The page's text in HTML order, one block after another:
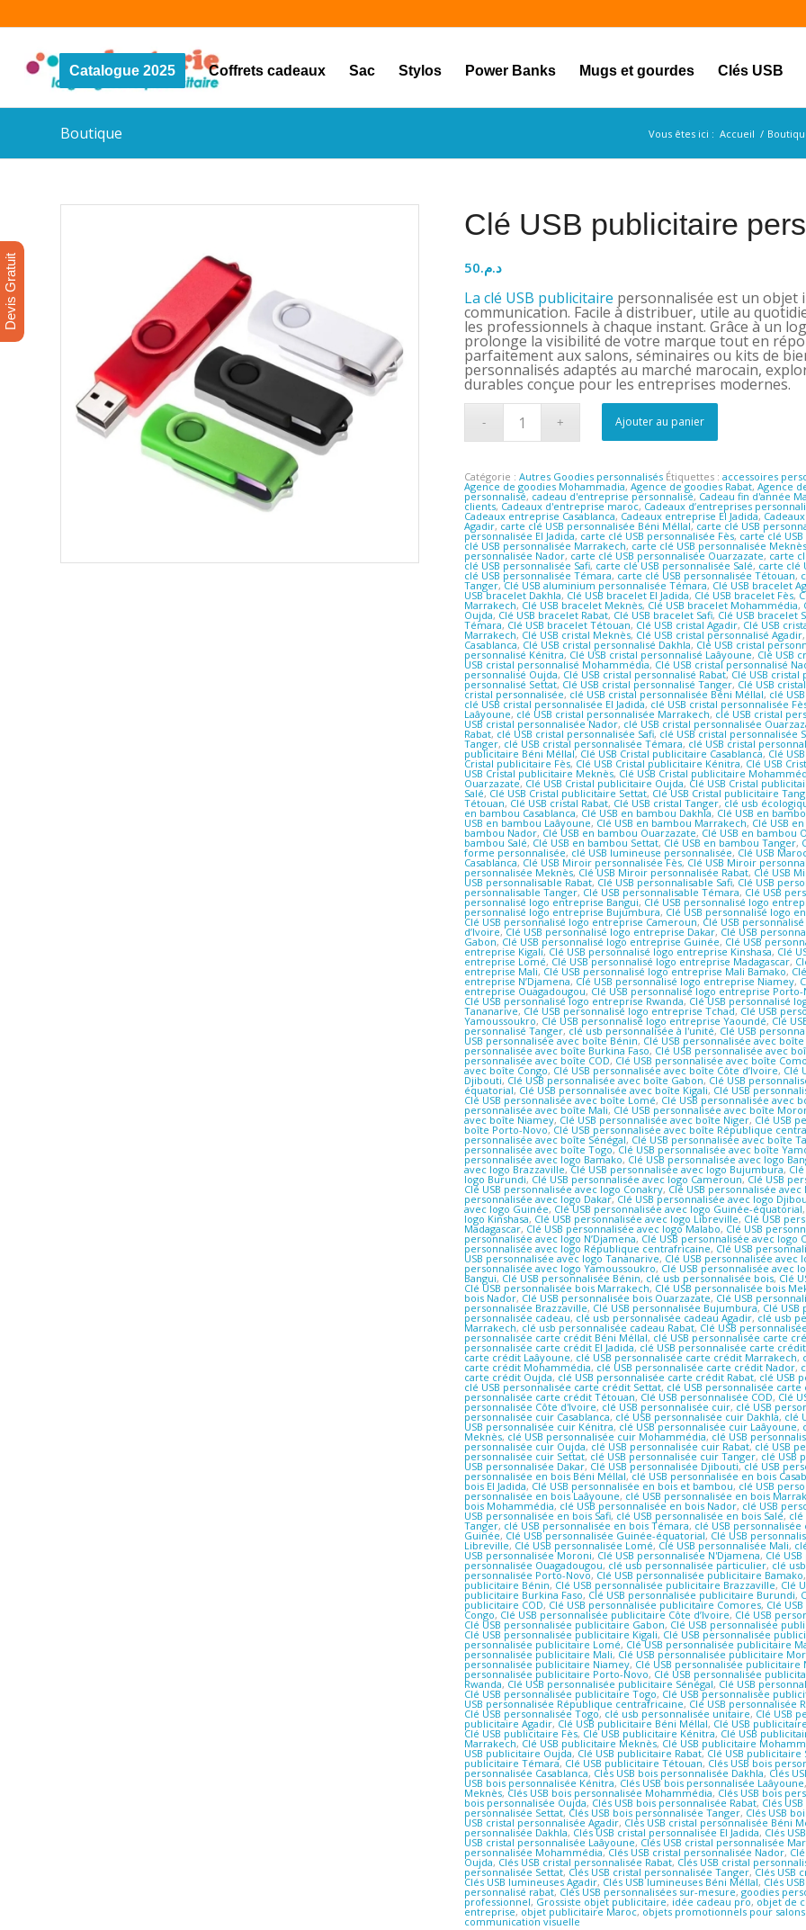
Catalogue 2025 Coffrets cadeaux Sac Stylos Power Banks Mugs et gourdes Clés USB
Boutique Vous êtes ici : Accueil /
Clé USB publicitaire
د.م.50
La clé USB publicitaire personnalisée est un
communication. Facile à distribuer, utile au
les professionnels à chaque instant. Grâce à un
prolonge la visibilité de votre marque tout en
parfaitement aux salons, séminaires ou kits de
personnalisés adaptés au marché marocain,
durables conçue pour les entreprises modernes.
Ajouter au panier
Catégorie :Autres Goodies personnalisés Étiquettes :accessoires
Agence de goodies Mohammadia,Agence de goodies Rabat,Agence
personnalisé, cadeau d'entreprise personnalisé, Cadeau fin d'année
clients, Cadeaux d'entreprise maroc, Cadeaux d’entreprises
Cadeaux entreprise Casablanca, Cadeaux entreprise El Jadida,
Agadir, carte clé USB personnalisée Béni Méllal, carte clé USB
personnalisée El Jadida, carte clé USB personnalisée Fès, carte clé
clé USB personnalisée Marrakech, carte clé USB personnalisée
personnalisée Nador, carte clé USB personnalisée Ouarzazate, carte
clé USB personnalisée Safi, carte clé USB personnalisée Salé, carte clé
clé USB personnalisée Témara, carte clé USB personnalisée Tétouan,
Tanger,Clé USB aluminium personnalisée Témara, Clé USB bracelet
USB bracelet Dakhla, Clé USB bracelet El Jadida, Clé USB bracelet Fès,
Marrakech, Clé USB bracelet Meknès, Clé USB bracelet Mohammédia,
Oujda, Clé USB bracelet Rabat, Clé USB bracelet Safi, Clé USB bracelet
Témara, Clé USB bracelet Tétouan, Clé USB cristal Agadir, Clé USB
Marrakech, Clé USB cristal Meknès, Clé USB cristal personnalisé Agadir,
Casablanca, Clé USB cristal personnalisé Dakhla, Clé USB cristal
personnalisé Kénitra, Clé USB cristal personnalisé Laâyoune, Clé USB
USB cristal personnalisé Mohammédia, Clé USB cristal personnalisé
personnalisé Oujda, Clé USB cristal personnalisé Rabat, Clé USB cristal
personnalisé Settat, Clé USB cristal personnalisé Tanger, Clé USB
cristal personnalisée, clé USB cristal personnalisée Béni Méllal, clé
clé USB cristal personnalisée El Jadida, clé USB cristal personnalisée
Laâyoune, clé USB cristal personnalisée Marrakech, clé USB cristal
USB cristal personnalisée Nador, clé USB cristal personnalisée
Rabat, clé USB cristal personnalisée Safi, clé USB cristal personnalisée
Tanger, clé USB cristal personnalisée Témara, clé USB cristal
publicitaire Béni Méllal, Clé USB Cristal publicitaire Casablanca, Clé
Cristal publicitaire Fès, Clé USB Cristal publicitaire Kénitra, Clé USB
USB Cristal publicitaire Meknès, Clé USB Cristal publicitaire
Ouarzazate, Clé USB Cristal publicitaire Oujda, Clé USB Cristal
Salé, Clé USB Cristal publicitaire Settat, Clé USB Cristal publicitaire
Tétouan, Clé USB cristal Rabat, Clé USB cristal Tanger, clé usb
en bambou Casablanca, Clé USB en bambou Dakhla, Clé USB en
USB en bambou Laâyoune, Clé USB en bambou Marrakech, Clé USB
bambou Nador, Clé USB en bambou Ouarzazate, Clé USB en bambou
bambou Salé, Clé USB en bambou Settat, Clé USB en bambou Tanger,
forme personnalisée, clé USB lumineuse personnalisée, Clé USB
Casablanca, Clé USB Miroir personnalisée Fès, Clé USB Miroir
personnalisée Meknès, Clé USB Miroir personnalisée Rabat, Clé USB
USB personnalisable Rabat, Clé USB personnalisable Safi, Clé USB
personnalisable Tanger, Clé USB personnalisable Témara, Clé USB
personnalisé logo entreprise Bangui, Clé USB personnalisé logo
personnalisé logo entreprise Bujumbura, Clé USB personnalisé logo
Clé USB personnalisé logo entreprise Cameroun, Clé USB
d’Ivoire,Clé USB personnalisé logo entreprise Dakar, Clé USB
Gabon, Clé USB personnalisé logo entreprise Guinée, Clé USB
entreprise Kigali, Clé USB personnalisé logo entreprise Kinshasa, Clé
entreprise Lomé, Clé USB personnalisé logo entreprise Madagascar,
entreprise Mali, Clé USB personnalisé logo entreprise Mali Bamako,
entreprise N’Djamena, Clé USB personnalisé logo entreprise Niamey,
entreprise Ouagadougou, Clé USB personnalisé logo entreprise
Clé USB personnalisé logo entreprise Rwanda, Clé USB personnalisé
Tananarive, Clé USB personnalisé logo entreprise Tchad, Clé USB
Yamoussoukro, Clé USB personnalisé logo entreprise Yaoundé, Clé
personnalisé Tanger, clé usb personnalisée à l'unité, Clé USB
USB personnalisée avec boîte Bénin, Clé USB personnalisée avec
personnalisée avec boîte Burkina Faso, Clé USB personnalisée avec
personnalisée avec boîte COD, Clé USB personnalisée avec boîte
avec boîte Congo, Clé USB personnalisée avec boîte Côte d’Ivoire, Clé
Djibouti, Clé USB personnalisée avec boîte Gabon, Clé USB
équatorial, Clé USB personnalisée avec boîte Kigali, Clé USB
Clé USB personnalisée avec boîte Lomé, Clé USB personnalisée avec
personnalisée avec boîte Mali, Clé USB personnalisée avec boîte
avec boîte Niamey, Clé USB personnalisée avec boîte Niger, Clé USB
boîte Porto-Novo, Clé USB personnalisée avec boîte République
personnalisée avec boîte Sénégal, Clé USB personnalisée avec boîte
personnalisée avec boîte Togo,Clé USB personnalisée avec boîte
personnalisée avec logo Bamako, Clé USB personnalisée avec logo
avec logo Brazzaville,Clé USB personnalisée avec logo Bujumbura,
logo Burundi, Clé USB personnalisée avec logo Cameroun, Clé USB
Clé USB personnalisée avec logo Conakry, Clé USB personnalisée avec
personnalisée avec logo Dakar, Clé USB personnalisée avec logo
avec logo Guinée, Clé USB personnalisée avec logo Guinée-équatorial,
logo Kinshasa, Clé USB personnalisée avec logo Libreville, Clé USB
Madagascar, Clé USB personnalisée avec logo Malabo, Clé USB
personnalisée avec logo N’Djamena, Clé USB personnalisée avec logo
personnalisée avec logo République centrafricaine, Clé USB
USB personnalisée avec logo Tananarive, Clé USB personnalisée avec
personnalisée avec logo Yamoussoukro, Clé USB personnalisée avec
Bangui, Clé USB personnalisée Bénin, clé usb personnalisée bois, Clé
Clé USB personnalisée bois Marrakech, Clé USB personnalisée bois
bois Nador, Clé USB personnalisée bois Ouarzazate, Clé USB
personnalisée Brazzaville, Clé USB personnalisée Bujumbura, Clé
personnalisée cadeau, clé usb personnalisée cadeau Agadir, clé usb
Marrakech, clé usb personnalisée cadeau Rabat, Clé USB
personnalisée carte crédit Béni Méllal, clé USB personnalisée carte
personnalisée carte crédit El Jadida, clé USB personnalisée carte
carte crédit Laâyoune, clé USB personnalisée carte crédit Marrakech,
carte crédit Mohammédia, clé USB personnalisée carte crédit Nador,
carte crédit Oujda, clé USB personnalisée carte crédit Rabat, clé USB
clé USB personnalisée carte crédit Settat, clé USB personnalisée
personnalisée carte crédit Tétouan, Clé USB personnalisée COD, Clé
personnalisée Côte d'Ivoire, clé USB personnalisée cuir, clé USB
personnalisée cuir Casablanca, clé USB personnalisée cuir Dakhla, clé
USB personnalisée cuir Kénitra, clé USB personnalisée cuir Laâyoune,
Meknès, clé USB personnalisée cuir Mohammédia, clé USB
personnalisée cuir Oujda, clé USB personnalisée cuir Rabat, clé USB
personnalisée cuir Settat, clé USB personnalisée cuir Tanger, clé USB
USB personnalisée Dakar, Clé USB personnalisée Djibouti,clé USB
personnalisée en bois Béni Méllal,clé USB personnalisée en bois
bois El Jadida, Clé USB personnalisée en bois et bambou, clé USB
personnalisée en bois Laâyoune, clé USB personnalisée en bois
bois Mohammédia, clé USB personnalisée en bois Nador, clé USB
USB personnalisée en bois Safi, clé USB personnalisée en bois Salé, clé
Tanger, clé USB personnalisée en bois Témara, clé USB
Guinée, Clé USB personnalisée Guinée-équatorial, Clé USB
Libreville, Clé USB personnalisée Lomé, Clé USB personnalisée Mali,
USB personnalisée Moroni, Clé USB personnalisée N'Djamena, Clé
personnalisée Ouagadougou, clé usb personnalisée particulier, clé
personnalisée Porto-Novo, Clé USB personnalisée publicitaire Bamako,
publicitaire Bénin, Clé USB personnalisée publicitaire Brazzaville, Clé
publicitaire Burkina Faso, Clé USB personnalisée publicitaire Burundi,
publicitaire COD, Clé USB personnalisée publicitaire Comores, Clé
Congo, Clé USB personnalisée publicitaire Côte d’Ivoire, Clé USB
Clé USB personnalisée publicitaire Gabon, Clé USB personnalisée
Clé USB personnalisée publicitaire Kigali, Clé USB personnalisée
personnalisée publicitaire Lomé, Clé USB personnalisée publicitaire
personnalisée publicitaire Mali, Clé USB personnalisée publicitaire
personnalisée publicitaire Niamey, Clé USB personnalisée publicitaire
personnalisée publicitaire Porto-Novo, Clé USB personnalisée
Rwanda, Clé USB personnalisée publicitaire Sénégal, Clé USB
Clé USB personnalisée publicitaire Togo, Clé USB personnalisée
USB personnalisée République centrafricaine, Clé USB personnalisée
Clé USB personnalisée Togo, clé usb personnalisée unitaire, Clé USB
publicitaire Agadir, Clé USB publicitaire Béni Méllal, Clé USB
Clé USB publicitaire Fès, Clé USB publicitaire Kénitra, Clé USB
Marrakech, Clé USB publicitaire Meknès, Clé USB publicitaire
USB publicitaire Oujda, Clé USB publicitaire Rabat, Clé USB publicitaire
publicitaire Témara, Clé USB publicitaire Tétouan, Clés USB bois
personnalisée Casablanca, Clés USB bois personnalisée Dakhla, Clés
USB bois personnalisée Kénitra, Clés USB bois personnalisée Laâyoune,
Meknès, Clés USB bois personnalisée Mohammédia, Clés USB bois
bois personnalisée Oujda, Clés USB bois personnalisée Rabat, Clés
personnalisée Settat, Clés USB bois personnalisée Tanger, Clés USB
USB cristal personnalisée Agadir, Clés USB cristal personnalisée Béni
personnalisée Dakhla, Clés USB cristal personnalisée El Jadida, Clés
USB cristal personnalisée Laâyoune, Clés USB cristal personnalisée
personnalisée Mohammédia,Clés USB cristal personnalisée Nador,
Oujda, Clés USB cristal personnalisée Rabat, Clés USB cristal
personnalisée Settat, Clés USB cristal personnalisée Tanger,Clés USB
Clés USB lumineuses Agadir, Clés USB lumineuses Béni Méllal, Clés
personnalisé rabat, Clés USB personnalisées sur-mesure,goodies
professionnel, Grossiste objet publicitaire, idée cadeau pro, objet de
entreprise, objet publicitaire Maroc, objets promotionnels pour
communication visuelle
Devis Gratuit